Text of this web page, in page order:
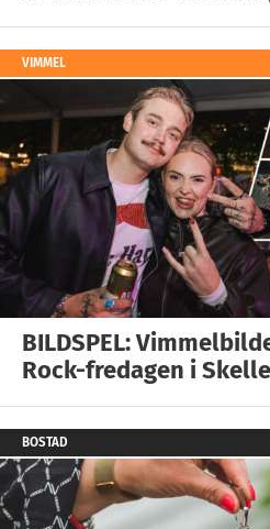
VIMMEL
BILDSPEL:
Rock-fredagen i
BOSTAD